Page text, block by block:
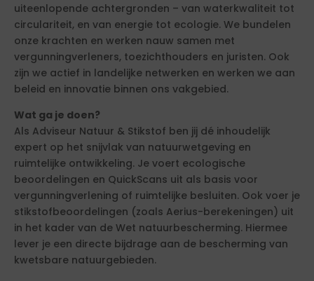
uiteenlopende achtergronden – van waterkwaliteit tot
circulariteit, en van energie tot ecologie. We bundelen
onze krachten en werken nauw samen met
vergunningverleners, toezichthouders en juristen. Ook
zijn we actief in landelijke netwerken en werken we aan
beleid en innovatie binnen ons vakgebied.
Wat ga je doen?
Als Adviseur Natuur & Stikstof ben jij dé inhoudelijk
expert op het snijvlak van natuurwetgeving en
ruimtelijke ontwikkeling. Je voert ecologische
beoordelingen en QuickScans uit als basis voor
vergunningverlening of ruimtelijke besluiten. Ook voer je
stikstofbeoordelingen (zoals Aerius-berekeningen) uit
in het kader van de Wet natuurbescherming. Hiermee
lever je een directe bijdrage aan de bescherming van
kwetsbare natuurgebieden.